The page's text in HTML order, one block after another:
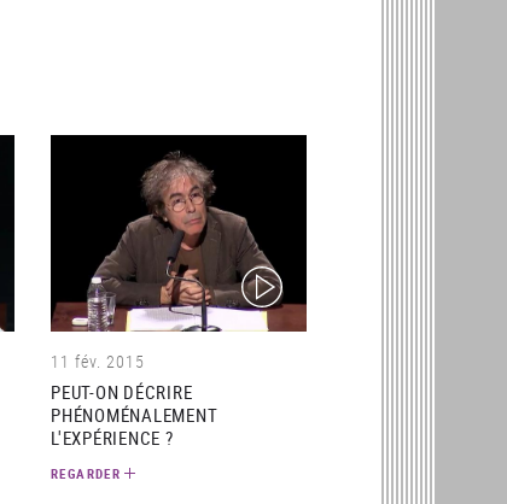
(video)
11 fév. 2015
PEUT-ON DÉCRIRE
PHÉNOMÉNALEMENT
L'EXPÉRIENCE ?
REGARDER